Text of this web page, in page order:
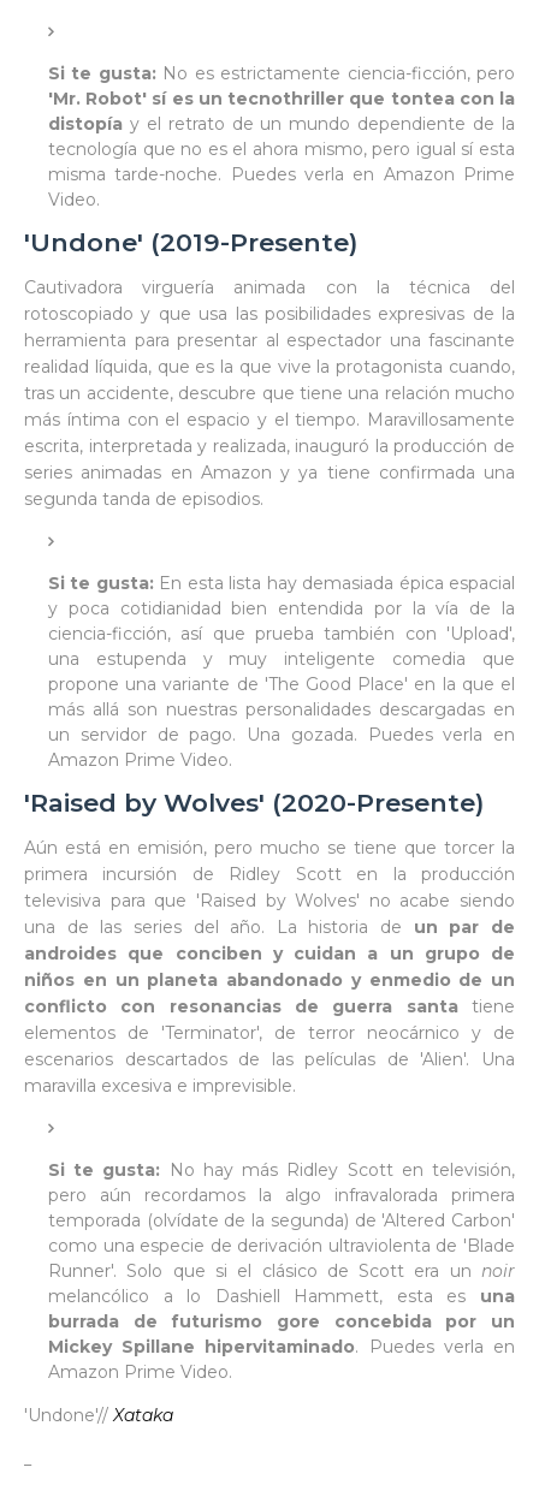
Si te gusta: No es estrictamente ciencia-ficción, pero
'Mr. Robot' sí es un tecnothriller que tontea con la
distopía y el retrato de un mundo dependiente de la
tecnología que no es el ahora mismo, pero igual sí esta
misma tarde-noche. Puedes verla en Amazon Prime
Video.
'Undone' (2019-Presente)
Cautivadora virguería animada con la técnica del
rotoscopiado y que usa las posibilidades expresivas de la
herramienta para presentar al espectador una fascinante
realidad líquida, que es la que vive la protagonista cuando,
tras un accidente, descubre que tiene una relación mucho
más íntima con el espacio y el tiempo. Maravillosamente
escrita, interpretada y realizada, inauguró la producción de
series animadas en Amazon y ya tiene confirmada una
segunda tanda de episodios.
Si te gusta: En esta lista hay demasiada épica espacial
y poca cotidianidad bien entendida por la vía de la
ciencia-ficción, así que prueba también con 'Upload',
una estupenda y muy inteligente comedia que
propone una variante de 'The Good Place' en la que el
más allá son nuestras personalidades descargadas en
un servidor de pago. Una gozada. Puedes verla en
Amazon Prime Video.
'Raised by Wolves' (2020-Presente)
Aún está en emisión, pero mucho se tiene que torcer la
primera incursión de Ridley Scott en la producción
televisiva para que 'Raised by Wolves' no acabe siendo
una de las series del año. La historia de un par de
androides que conciben y cuidan a un grupo de
niños en un planeta abandonado y enmedio de un
conflicto con resonancias de guerra santatiene
elementos de 'Terminator', de terror neocárnico y de
escenarios descartados de las películas de 'Alien'. Una
maravilla excesiva e imprevisible.
Si te gusta: No hay más Ridley Scott en televisión,
pero aún recordamos la algo infravalorada primera
temporada (olvídate de la segunda) de 'Altered Carbon'
como una especie de derivación ultraviolenta de 'Blade
Runner'. Solo que si el clásico de Scott era un noir
melancólico a lo Dashiell Hammett, esta es una
burrada de futurismo gore concebida por un
Mickey Spillane hipervitaminado. Puedes verla en
Amazon Prime Video.
'Undone'// Xataka